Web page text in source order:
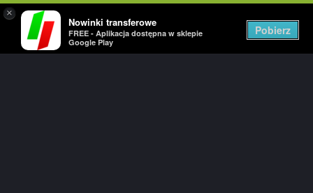
×
Nowinki transferowe
FREE - Aplikacja dostępna w sklepie
Google Play
Pobierz